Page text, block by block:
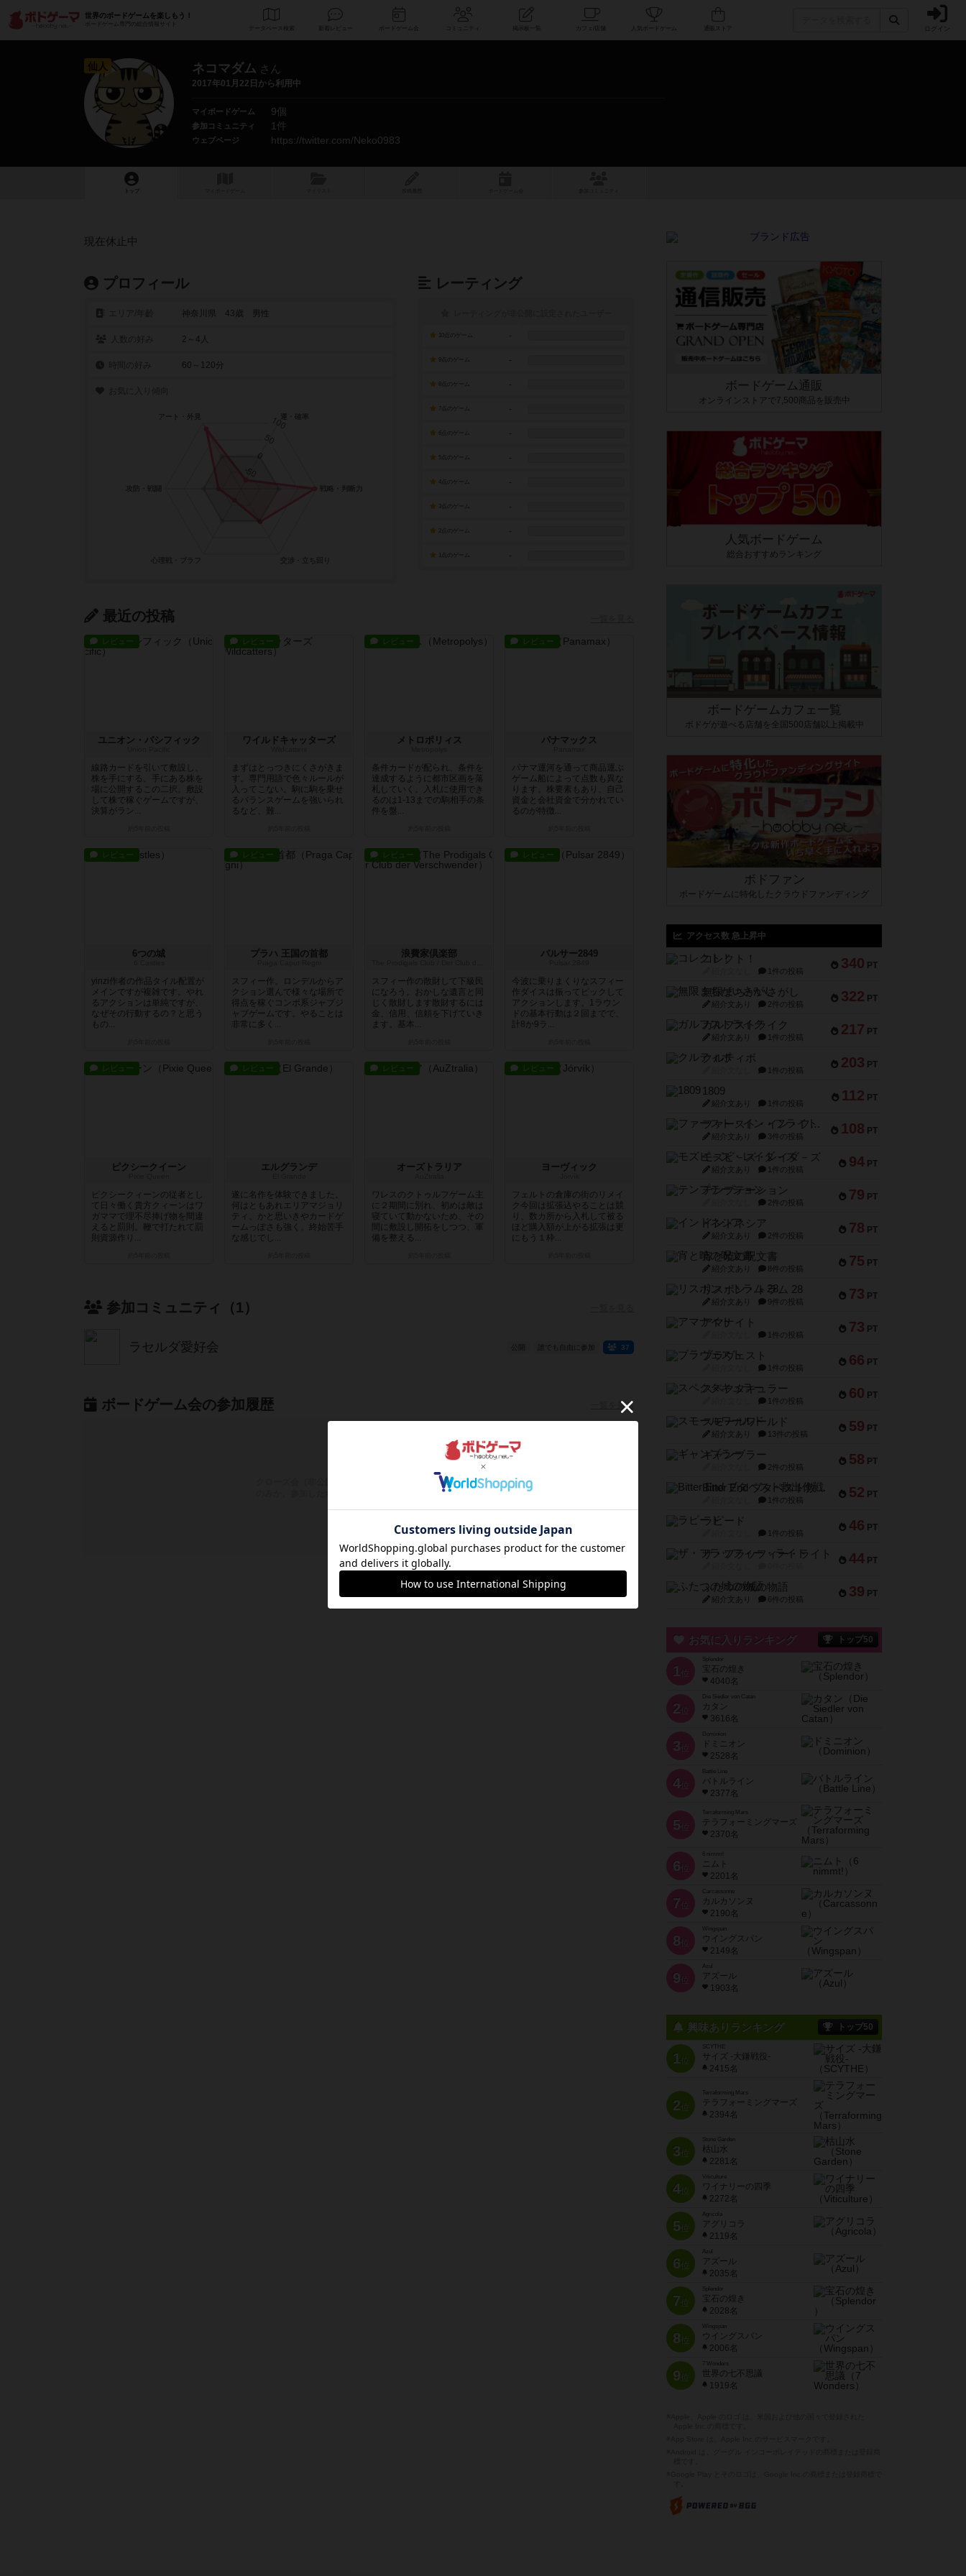
世界のボードゲームを楽しもう！
ボードゲーム専門の総合情報サイト
データベース コミュニティ 人気ボードゲーム ログイン
仙人 ネコマダム さん
2017年01月22日から利用中
マイボードゲーム 9個
参加コミュニティ 1件
ウェブページ https://twitter.com/Neko0983
トップ
現在休止中
プロフィール
神奈川県 43歳 男性
2～4人
60～120分
レーティング
10点のゲーム -
9点のゲーム -
8点のゲーム -
7点のゲーム -
6点のゲーム -
5点のゲーム -
4点のゲーム -
3点のゲーム -
2点のゲーム -
1点のゲーム -
最近の投稿
レビュー
ユニオン・パシフィック
線路カードを引いて敷設し、
株を手にする。手にある株を
場に公開するこの二択。敷設
して株で稼ぐゲームですが、
決算がラン...
レビュー
ワイルドキャッターズ
まずはとっつきにくさがきま
す。専門用語で色々ルールが
入ってこない。駒に駒を乗せ
るバランスゲームを強いられ
るなど、難...
レビュー
メトロポリィス
条件カードが配られ、条件を
達成するように都市区画を落
札していく。入札に使用でき
るのは1-13までの駒相手の条
件を盤...
レビュー
パナマックス
パナマ運河を通って商品運ぶ
ゲーム船によって点数も異な
ります。株要素もあり、自己
資金と会社資金で分かれてい
るのが特徴...
レビュー
6つの城
yinzi作者の作品タイル配置が
メインですが複雑です。やれ
るアクションは単純ですが、
なぜその行動するの？と思う
もの...
レビュー
プラハ 王国の首都
スフィー作。ロンデルからア
クション選んで様々な場所で
得点を稼ぐコンボ系ジャブジ
ャブゲームです。やることは
非常に多く...
レビュー
浪費家倶楽部
スフィー作の散財して下級民
になろう。おかしな遺言と同
じく散財します散財するには
金、信用、信頼を下げていき
ます。基本...
レビュー
パルサー2849
今波に乗りまくりなスフィー
作ダイスは振ってピックして
アクションします。1ラウン
ドの基本行動は２回までで、
計8か9ラ...
レビュー
ピクシークイーン
ピクシークィーンの従者とし
て日々働く貴方クィーンはワ
ガママで理不尽捧げ物を間違
えると罰則。鞭で打たれて罰
則資源作り...
レビュー
エルグランデ
遂に名作を体験できました。
何はともあれエリアマジョリ
ティ、かと思いきやカードゲ
ームっぽさも強く。終始苦手
な感じでし...
レビュー
オーズトラリア
ワレスのクトゥルフゲーム主
に２期間に別れ、初めは敵は
寝ていて動かないため、その
間に敷設し開拓をしつつ、軍
備を整える...
レビュー
ヨーヴィック
フェルトの倉庫の街のリメイ
ク今回は拡張込やることは競
り、数カ所から入札して被る
ほど購入額が上がる拡張は更
にもう１枠...
参加コミュニティ（1）
ラセルダ愛好会 公開 誰でも自由に参加 37
ボードゲーム会の参加履歴 一覧を見る
クローズ会（非公開コミュニティのボードゲーム会）
のみか、参加したボードゲーム会がないユーザーです
ボードゲーム通販
オンラインストアで7,500商品を販売中
人気ボードゲーム
総合おすすめランキング
ボードゲームカフェ一覧
ボドゲが遊べる店舗を全国500店舗以上掲載中
ボドファン
ボードゲームに特化したクラウドファンディング
アクセス数 急上昇中
340 PT
コレクト！
1件の投稿
322 PT
無限まちがいさがし
紹介文あり 2件の投稿
217 PT
ガルフストライク
紹介文あり 1件の投稿
203 PT
クルティボ
1件の投稿
112 PT
1809
紹介文あり 1件の投稿
108 PT
ファースト・イン・フライト
紹介文あり 3件の投稿
94 PT
モズビ－ズ・レイダ－ズ
紹介文あり 1件の投稿
79 PT
テンプテーション
2件の投稿
78 PT
インドネシア
紹介文あり 2件の投稿
75 PT
宵と暁の呪文書
紹介文あり 8件の投稿
73 PT
リスボン・トラム 28
紹介文あり 9件の投稿
73 PT
アマナイト
1件の投稿
66 PT
ブラヴェスト
1件の投稿
60 PT
スペクタキュラー
1件の投稿
59 PT
スモールワールド
紹介文あり 13件の投稿
58 PT
ギャンブラー
2件の投稿
52 PT
Bitter End ブタペスト救出作戦
1件の投稿
46 PT
ラピード
1件の投稿
44 PT
ザ・フラッフィー・ライト
39 PT
ふたつの城の物語
紹介文あり 6件の投稿
お気に入りランキング トップ50
1 位
宝石の煌き
4040名
2 位
Die Siedler von Catan
カタン
3616名
3 位
ドミニオン
2528名
4位
Battle Line
バトルライン
2377名
5 位
Terraforming Mars
テラフォーミングマーズ
2370名
6 位
ニムト
2201名
7 位
Carcassonne
カルカソンヌ
2190名
8 位
Wingspan
ウイングスパン
2149名
9 位
Azul
アズール
1903名
興味ありランキング トップ50
1位
SCYTHE
サイズ -大鎌戦役-
2415名
2位
Terraforming Mars
テラフォーミングマーズ
2394名
3位
Stone Garden
枯山水
2281名
4位
Viticulture
ワイナリーの四季
2272名
5位
Agricola
アグリコラ
2119名
6位
Azul
アズール
2035名
7位
宝石の煌き
2028名
8位
Wingspan
ウイングスパン
2006名
9位
7 Wonders
世界の七不思議
1919名